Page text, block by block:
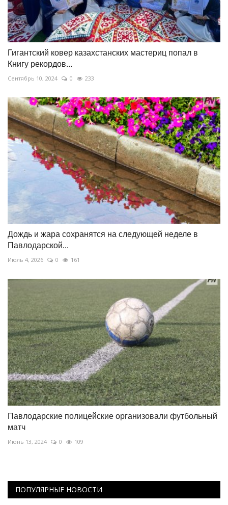
Гигантский ковер казахстанских мастериц попал в
Книгу рекордов...
Сентябрь 10, 2024 0 233
Дождь и жара сохранятся на следующей неделе в
Павлодарской...
Июль 4, 2026 0 161
Павлодарские полицейские организовали футбольный
матч
Июнь 13, 2024 0 109
ПОПУЛЯРНЫЕ НОВОСТИ